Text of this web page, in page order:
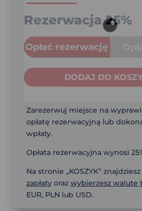
Rezerwacja25%
Opłać rezerwację
DODAJ DO
Zarezerwuj miejsce na
opłatę rezerwacyjną lub
wpłaty.
Opłata rezerwacyjna wynosi
Na stronie „KOSZYK” znajdziesz
zapłatyoraz wybierzesz walutę
EUR, PLN lub USD.